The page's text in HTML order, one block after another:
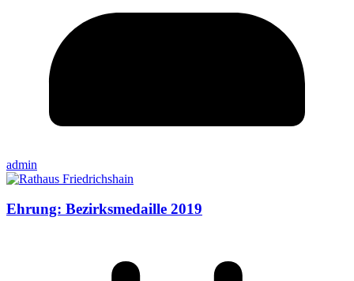
admin
Ehrung: Bezirksmedaille 2019